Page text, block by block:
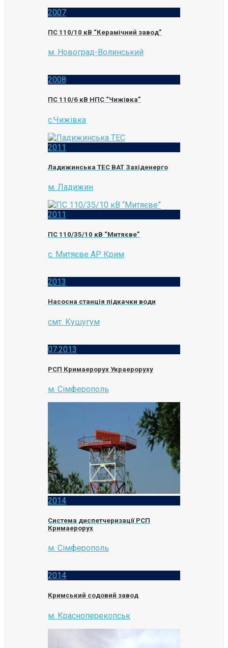
2007
ПС 110/10 кВ “Керамічний завод”
м. Новоград-Волинський
2008
ПС 110/6 кВ НПС “Чижівка”
с.Чижівка
2011
Ладижинська ТЕС ВАТ Західенерго
м. Ладижин
2011
ПС 110/35/10 кВ “Митяєве”
с. Митяєве АР Крим
2013
Насосна станція підкачки води
смт. Кушугум
07.2013
РСП Кримаерорух Украероруху
м. Сімферополь
2014
Система диспетчеризації РСП
Кримаерорух
м. Сімферополь
2014
Кримський содовий завод
м. Красноперекопськ